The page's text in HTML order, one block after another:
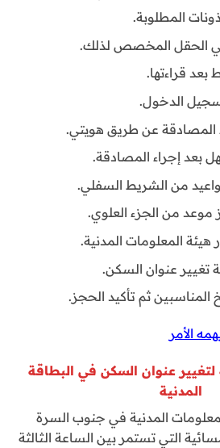
المطلوبة.
في الحقل المخصص لذلك.
بعد قراءتها.
الدخول.
المصادقة عن طريق هويتي.
بعد إجراء المصادقة.
من الشريط السفلي.
موعد من الجزء العلوي.
هيئة المعلومات المدنية.
تغيير عنوان السكن.
المناسبين ثم تأكيد الحجز.
الأمر
لتغيير عنوان السكن في البطاقة
المدنية
المدنية في جنوب السرة
التي تستمر بين الساعة الثالثة